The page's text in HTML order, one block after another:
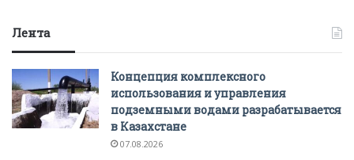
Лента
Концепция комплексного
использования и управления
подземными водами разрабатывается
в Казахстане
07.08.2026